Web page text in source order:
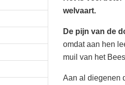
welvaart.
De pijn van de
omdat aan hen
muil van het
Aan al diegenen